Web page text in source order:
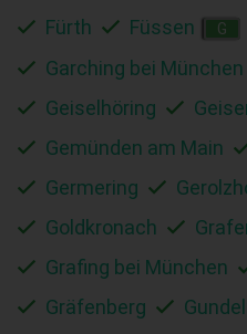
Fürth
Füssen G
Garching bei München
Geiselhöring
Gemünden am Main
Germering
Goldkronach
Grafing bei München
Gräfenberg